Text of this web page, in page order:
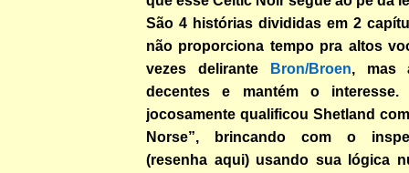
São 4 histórias divididas em 2
não proporciona tempo pra altos
vezes delirante Bron/Broen, mas
decentes e mantém o interesse.
jocosamente qualificou Shetland
Norse”, brincando com o
(resenha aqui) usando sua lógica